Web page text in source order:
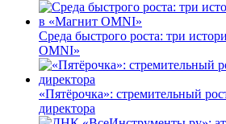
Среда быстрого роста: три
OMNI»
«Пятёрочка»: стремительный
директора